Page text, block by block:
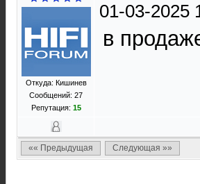
Откуда: Кишинев
Сообщений: 27
Репутация: 15
01-03-2025
в
«« Предыдущая Следующая »»